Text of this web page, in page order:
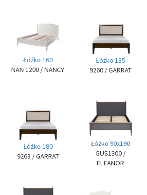
Łóżko 160
NAN 1200 / NANCY
Łóżko 135
9260 / GARRAT
Łóżko 180
9263 / GARRAT
Łóżko 90x190
GUS1300 /
ELEANOR